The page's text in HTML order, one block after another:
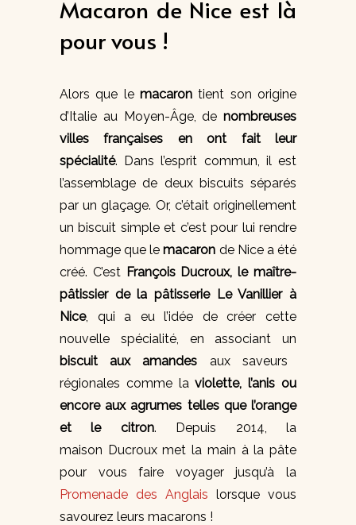
Macaron de Nice est là
pour vous !
Alors que le macaron tient son origine
d’Italie au Moyen-Âge, de nombreuses
villes françaises en ont fait leur
spécialité. Dans l’esprit commun, il est
l’assemblage de deux biscuits séparés
par un glaçage. Or, c’était originellement
un biscuit simple et c’est pour lui rendre
hommage que lemacaron de Nice a été
créé. C’est François Ducroux, le maître-
pâtissier de la pâtisserie Le Vanillier à
Nice, qui a eu l’idée de créer cette
nouvelle spécialité, en associant un
biscuit aux amandes aux saveurs
régionales comme la violette, l’anis ou
encore aux agrumes telles que l’orange
et le citron. Depuis 2014, la
maison Ducroux met la main à la pâte
pour vous faire voyager jusqu’à la
Promenade des Anglais lorsque vous
savourez leurs macarons !